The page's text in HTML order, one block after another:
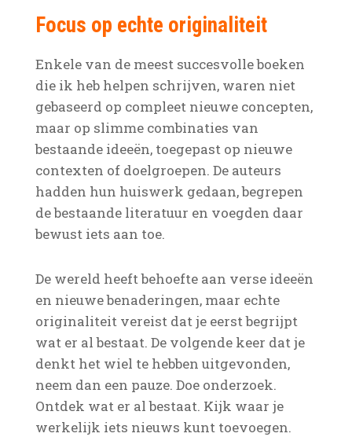
Focus op echte originaliteit
Enkele van de meest succesvolle boeken
die ik heb helpen schrijven, waren niet
gebaseerd op compleet nieuwe concepten,
maar op slimme combinaties van
bestaande ideeën, toegepast op nieuwe
contexten of doelgroepen. De auteurs
hadden hun huiswerk gedaan, begrepen
de bestaande literatuur en voegden daar
bewust iets aan toe.
De wereld heeft behoefte aan verse ideeën
en nieuwe benaderingen, maar echte
originaliteit vereist dat je eerst begrijpt
wat er al bestaat. De volgende keer dat je
denkt het wiel te hebben uitgevonden,
neem dan een pauze. Doe onderzoek.
Ontdek wat er al bestaat. Kijk waar je
werkelijk iets nieuws kunt toevoegen.